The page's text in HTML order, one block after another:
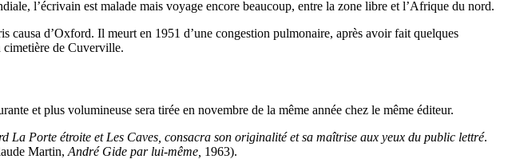
l’écrivain est malade mais voyage encore beaucoup, entre la zone libre et l’Afrique du nord.
d’Oxford. Il meurt en 1951 d’une congestion pulmonaire, après avoir fait quelques
cimetière de Cuverville.
et plus volumineuse sera tirée en novembre de la même année chez le même éditeur.
Porte étroite et Les Caves, consacra son originalité et sa maîtrise aux yeux du public lettré.
Martin, André Gide par lui-même, 1963).